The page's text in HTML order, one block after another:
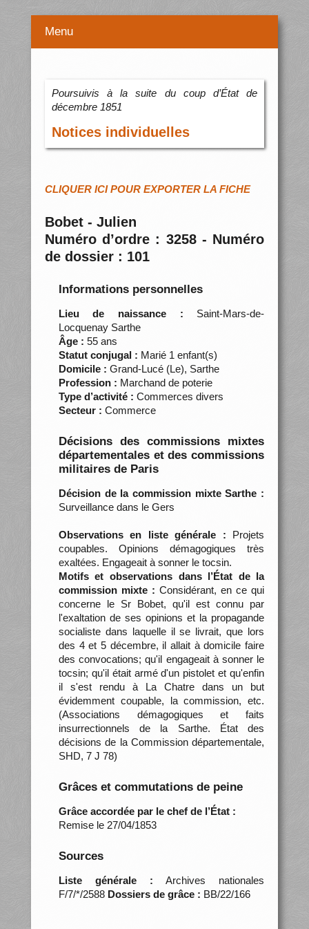
Menu
Poursuivis à la suite du coup d’État de
décembre 1851
Notices individuelles
CLIQUER ICI POUR EXPORTER LA FICHE
Bobet - Julien
Numéro d’ordre : 3258 - Numéro
de dossier : 101
Informations personnelles
Lieu de naissance : Saint-Mars-de-
Locquenay Sarthe
Âge : 55 ans
Statut conjugal : Marié 1 enfant(s)
Domicile : Grand-Lucé (Le), Sarthe
Profession : Marchand de poterie
Type d’activité : Commerces divers
Secteur : Commerce
Décisions des commissions mixtes
départementales et des commissions
militaires de Paris
Décision de la commission mixte Sarthe :
Surveillance dans le Gers
Observations en liste générale : Projets
coupables. Opinions démagogiques très
exaltées. Engageait à sonner le tocsin.
Motifs et observations dans l’État de la
commission mixte : Considérant, en ce qui
concerne le Sr Bobet, qu'il est connu par
l'exaltation de ses opinions et la propagande
socialiste dans laquelle il se livrait, que lors
des 4 et 5 décembre, il allait à domicile faire
des convocations; qu'il engageait à sonner le
tocsin; qu'il était armé d'un pistolet et qu'enfin
il s'est rendu à La Chatre dans un but
évidemment coupable, la commission, etc.
(Associations démagogiques et faits
insurrectionnels de la Sarthe. État des
décisions de la Commission départementale,
SHD, 7 J 78)
Grâces et commutations de peine
Grâce accordée par le chef de l’État :
Remise le 27/04/1853
Sources
Liste générale : Archives nationales
F/7/*/2588 Dossiers de grâce : BB/22/166